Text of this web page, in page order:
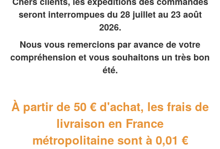
seront interrompues du 28 juillet au 23 août
2026.
Nous vous remercions par avance de votre
compréhension et vous souhaitons un très bon
été.
À partir de 50 € d'achat, les frais de
livraison en France
métropolitainesont à 0,01 €